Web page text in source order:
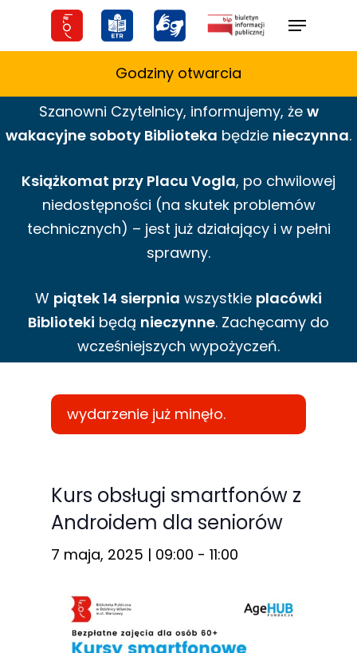
Menu
Godziny otwarcia
Szanowni Czytelnicy, informujemy, że w
wakacyjne soboty Biblioteka będzie nieczynna.
Książkomat przy Placu Vogla, po chwilowej
niedostępności (na skutek problemów
technicznych) – jest już działający i w pełni
sprawny.
W piątek 14 sierpnia wszystkie placówki
Biblioteki będą nieczynne. Zachęcamy do
wcześniejszych wypożyczeń.
wydarzenie już minęło.
Kurs obsługi smartfonów z
Androidem dla seniorów
7 maja, 2025 | 09:00 - 11:00
Te pliki cookie
nie są
opcjonalne. Są
one potrzebne
funkcjonowania
internetowej.